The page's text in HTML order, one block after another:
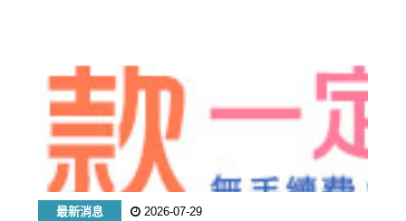
最新消息 2026-07-29